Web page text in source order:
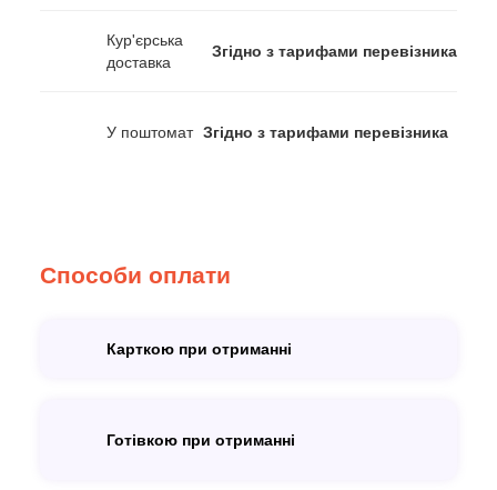
Кур'єрська
доставка
Згідно з тарифами перевізника
У поштомат Згідно з тарифами перевізника
Способи оплати
Карткою при отриманні
Готівкою при отриманні